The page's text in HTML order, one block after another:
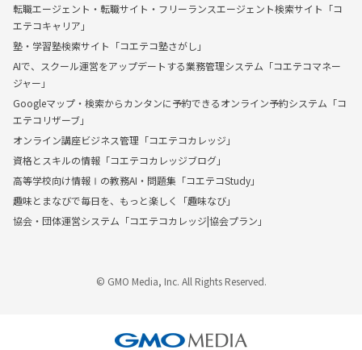
転職エージェント・転職サイト・フリーランスエージェント検索サイト「コ
エテコキャリア」
塾・学習塾検索サイト「コエテコ塾さがし」
AIで、スクール運営をアップデートする業務管理システム「コエテコマネー
ジャー」
Googleマップ・検索からカンタンに予約できるオンライン予約システム「コ
エテコリザーブ」
オンライン講座ビジネス管理「コエテコカレッジ」
資格とスキルの情報「コエテコカレッジブログ」
高等学校向け情報Ⅰの教務AI・問題集「コエテコStudy」
趣味とまなびで毎日を、もっと楽しく「趣味なび」
協会・団体運営システム「コエテコカレッジ|協会プラン」
© GMO Media, Inc. All Rights Reserved.